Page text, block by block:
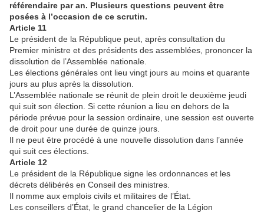
référendaire par an. Plusieurs questions peuvent être
posées à l’occasion de ce scrutin.
Article 11
Le président de la République peut, après consultation du
Premier ministre et des présidents des assemblées, prononcer la
dissolution de l’Assemblée nationale.
Les élections générales ont lieu vingt jours au moins et quarante
jours au plus après la dissolution.
L’Assemblée nationale se réunit de plein droit le deuxième jeudi
qui suit son élection. Si cette réunion a lieu en dehors de la
période prévue pour la session ordinaire, une session est ouverte
de droit pour une durée de quinze jours.
Il ne peut être procédé à une nouvelle dissolution dans l’année
qui suit ces élections.
Article 12
Le président de la République signe les ordonnances et les
décrets délibérés en Conseil des ministres.
Il nomme aux emplois civils et militaires de l’État.
Les conseillers d’État, le grand chancelier de la Légion